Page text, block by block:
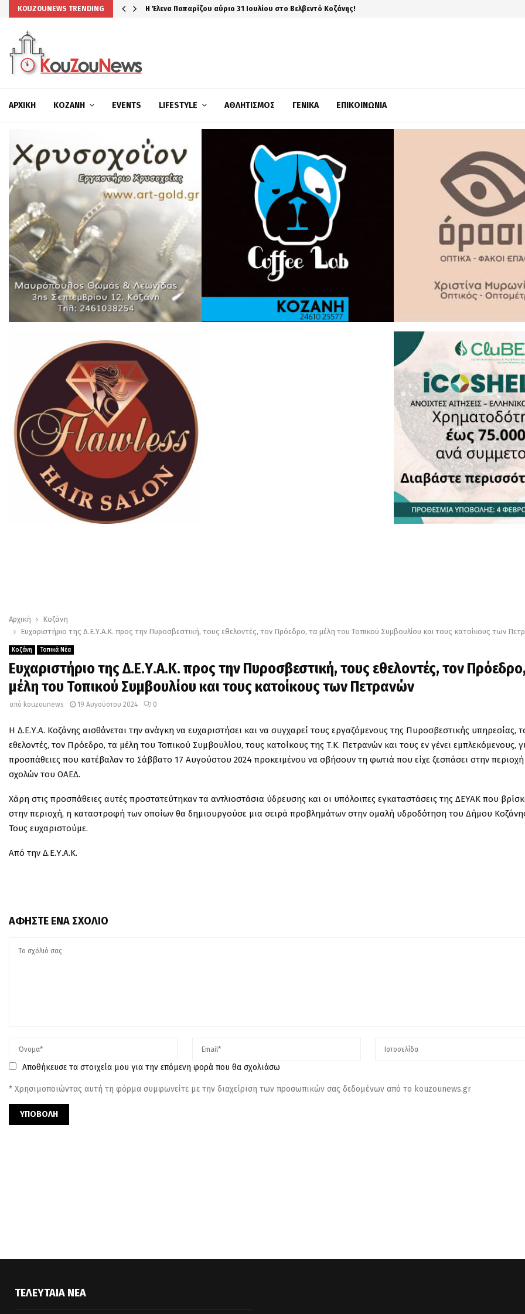
KOUZOUNEWS TRENDING Η Έλενα Παπαρίζου αύριο 31 Ιουλίου στο Βελβεντό Κοζάνης!
ΑΡΧΙΚΉ ΚΟΖΆΝΗ EVENTS LIFESTYLE ΑΘΛΗΤΙΣΜΌΣ ΓΕΝΙΚΆ ΕΠΙΚΟΙΝΩΝΊΑ
Αρχική
Κοζάνη
Ευχαριστήριο της Δ.Ε.Υ.Α.Κ. προς την Πυροσβεστική, τους εθελοντές, τον Πρόεδρο, τα μέλη του Τοπικού Συμβουλίου και τους κατοίκους των
Κοζάνη Τοπικά Νέα
Ευχαριστήριο της Δ.Ε.Υ.Α.Κ. προς την Πυροσβεστική, τους εθελοντές, τον
μέλη του Τοπικού Συμβουλίου και τους κατοίκους των Πετρανών
από kouzounews 19 Αυγούστου 2024 0
Η Δ.Ε.Υ.Α. Κοζάνης αισθάνεται την ανάγκη να ευχαριστήσει και να συγχαρεί τους εργαζόμενους της Πυροσβεστικής υπηρεσίας,
εθελοντές, τον Πρόεδρο, τα μέλη του Τοπικού Συμβουλίου, τους κατοίκους της Τ.Κ. Πετρανών και τους εν γένει εμπλεκόμενους,
προσπάθειες που κατέβαλαν το Σάββατο 17 Αυγούστου 2024 προκειμένου να σβήσουν τη φωτιά που είχε ξεσπάσει στην
σχολών του ΟΑΕΔ.
Χάρη στις προσπάθειες αυτές προστατεύτηκαν τα αντλιοστάσια ύδρευσης και οι υπόλοιπες εγκαταστάσεις της ΔΕΥΑΚ που
στην περιοχή, η καταστροφή των οποίων θα δημιουργούσε μια σειρά προβλημάτων στην ομαλή υδροδότηση του Δήμου
Τους ευχαριστούμε.
Από την Δ.Ε.Υ.Α.Κ.
ΑΦΉΣΤΕ ΈΝΑ ΣΧΌΛΙΟ
Αποθήκευσε τα στοιχεία μου για την επόμενη φορά που θα σχολιάσω
* Χρησιμοποιώντας αυτή τη φόρμα συμφωνείτε με την διαχείριση των προσωπικών σας δεδομένων από το kouzounews.gr
ΤΕΛΕΥΤΑΊΑ ΝΈΑ